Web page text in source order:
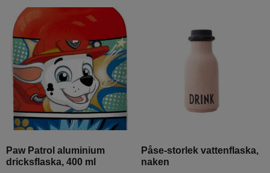
Paw Patrol aluminium
dricksflaska, 400 ml
Påse-storlek vattenflaska,
naken